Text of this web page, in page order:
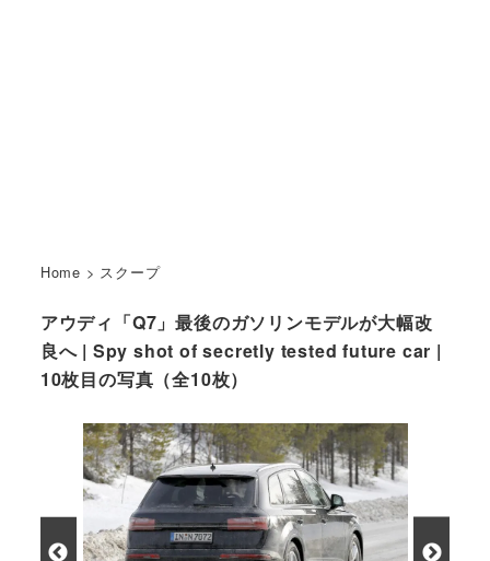
Home > スクープ
アウディ「Q7」最後のガソリンモデルが大幅改
良へ | Spy shot of secretly tested future car |
10枚目の写真（全10枚）